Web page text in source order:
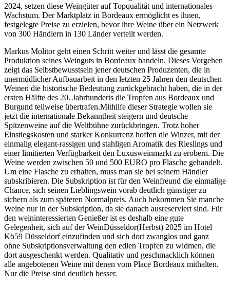
2024, setzen diese Weingüter auf Topqualität und internationales
Wachstum. Der Marktplatz in Bordeaux ermöglicht es ihnen,
festgelegte Preise zu erzielen, bevor ihre Weine über ein Netzwerk
von 300 Händlern in 130 Länder verteilt werden.
Markus Molitor geht einen Schritt weiter und lässt die gesamte
Produktion seines Weinguts in Bordeaux handeln. Dieses Vorgehen
zeigt das Selbstbewusstsein jener deutschen Produzenten, die in
unermüdlicher Aufbauarbeit in den letzten 25 Jahren den deutschen
Weinen die historische Bedeutung zurückgebracht haben, die in der
ersten Hälfte des 20. Jahrhunderts die Tropfen aus Bordeaux und
Burgund teilweise übertrafen.Mithilfe dieser Strategie wollen sie
jetzt die internationale Bekanntheit steigern und deutsche
Spitzenweine auf die Weltbühne zurückbringen. Trotz hoher
Einstiegskosten und starker Konkurrenz hoffen die Winzer, mit der
einmalig elegant-rassigen und stahligen Aromatik des Rieslings und
einer limitierten Verfügbarkeit den Luxusweinmarkt zu erobern. Die
Weine werden zwischen 50 und 500 EURO pro Flasche gehandelt.
Um eine Flasche zu erhalten, muss man sie bei seinem Händler
subskribieren. Die Subskription ist für den Weinfreund die einmalige
Chance, sich seinen Lieblingswein vorab deutlich günstiger zu
sichern als zum späteren Normalpreis. Auch bekommen Sie manche
Weine nur in der Subskription, da sie danach ausreserviert sind. Für
den weininteressierten Genießer ist es deshalb eine gute
Gelegenheit, sich auf der WeinDüsseldor(Herbst) 2025 im Hotel
Kö59 Düsseldorf einzufinden und sich dort zwanglos und ganz
ohne Subskriptionsverwaltung den edlen Tropfen zu widmen, die
dort ausgeschenkt werden. Qualitativ und geschmacklich können
alle angebotenen Weine mit denen vom Place Bordeaux mithalten.
Nur die Preise sind deutlich besser.